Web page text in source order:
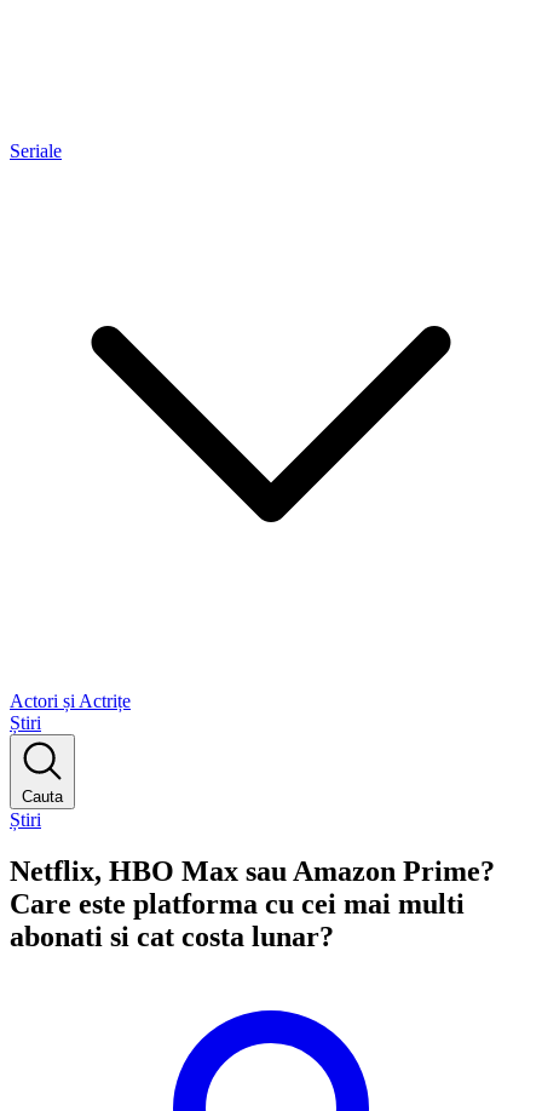
Seriale
Actori și Actrițe
Știri
Cauta
Știri
Netflix, HBO Max sau Amazon Prime?
Care este platforma cu cei mai multi
abonati si cat costa lunar?